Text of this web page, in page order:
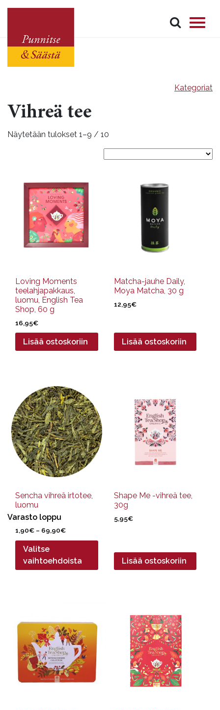
Kategoriat
Vihreä tee
Näytetään tulokset 1–9 / 10
Loving Moments
teelahjapakkaus,
luomu, English Tea
Shop, 60 g
16,95€
Lisää ostoskoriin
Matcha-jauhe Daily,
Moya Matcha, 30 g
12,95€
Lisää ostoskoriin
Sencha vihreä irtotee,
luomu
Varasto loppu
1,90€ – 69,90€Hintaluokka:
1,90€
69,90€
Valitse
vaihtoehdoista
tuotteella
on
useampi
muunnelma.
Voit
tehdä
valinnat
sivulla.
Shape Me -vihreä tee,
30g
5,95€
Lisää ostoskoriin